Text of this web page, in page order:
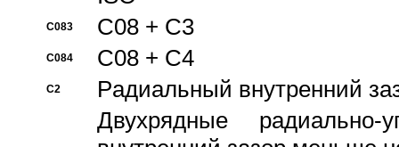
C083 C08 + C3
C084 C08 + C4
C2
Pадиальный внутренний
Двухрядные радиально-